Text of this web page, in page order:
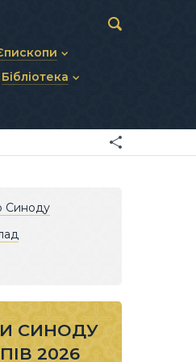
Діючі єпископи
Бібліотека
Матеріали Синодів
Синоду
СИНОДУ
2026